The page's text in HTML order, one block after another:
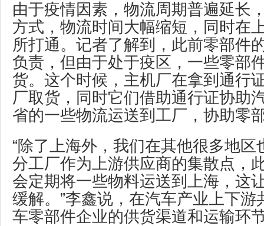
由于疫情因素，物流周期普遍延长
方式，物流时间大幅缩短，同时在
所打通。记者了解到，此前零部件
负责，但由于处于疫区，一些零部
货。这个时候，主机厂在拿到通行
厂取货，同时它们借助通行证协助
省的一些物流运送到工厂，协助零
“除了上海外，我们在其他很多地
分工厂作为上游供应商的集散点，
会定期将一些物料运送到上海，这
缓解。”李鑫说，在汽车产业上下游
车零部件企业的供货渠道和运输环